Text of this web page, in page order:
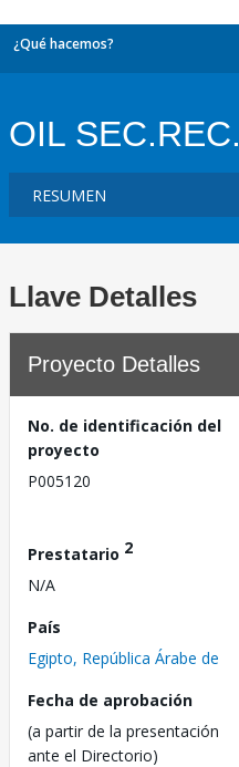
¿Qué hacemos?
OIL SEC.REC.
Llave Detalles
Proyecto Detalles
No. de identificación del
proyecto
P005120
Prestatario 2
N/A
País
Egipto, República Árabe de
Fecha de aprobación
(a partir de la presentación
ante el Directorio)